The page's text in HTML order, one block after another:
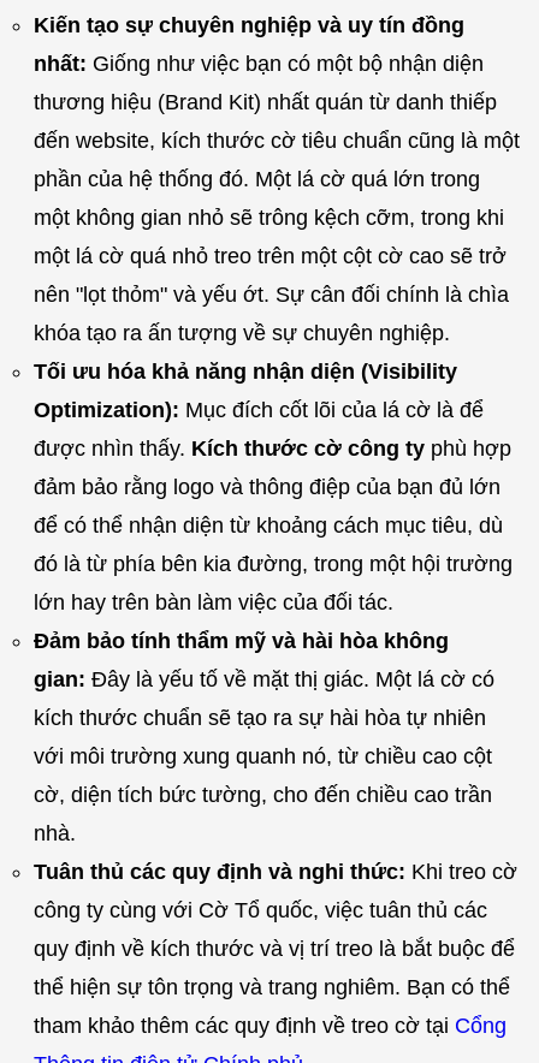
Kiến tạo sự chuyên nghiệp và uy tín đồng
nhất: Giống như việc bạn có một bộ nhận diện
thương hiệu (Brand Kit) nhất quán từ danh thiếp
đến website, kích thước cờ tiêu chuẩn cũng là một
phần của hệ thống đó. Một lá cờ quá lớn trong
một không gian nhỏ sẽ trông kệch cỡm, trong khi
một lá cờ quá nhỏ treo trên một cột cờ cao sẽ trở
nên "lọt thỏm" và yếu ớt. Sự cân đối chính là chìa
khóa tạo ra ấn tượng về sự chuyên nghiệp.
Tối ưu hóa khả năng nhận diện (Visibility
Optimization): Mục đích cốt lõi của lá cờ là để
được nhìn thấy. Kích thước cờ công typhù hợp
đảm bảo rằng logo và thông điệp của bạn đủ lớn
để có thể nhận diện từ khoảng cách mục tiêu, dù
đó là từ phía bên kia đường, trong một hội trường
lớn hay trên bàn làm việc của đối tác.
Đảm bảo tính thẩm mỹ và hài hòa không
gian: Đây là yếu tố về mặt thị giác. Một lá cờ có
kích thước chuẩn sẽ tạo ra sự hài hòa tự nhiên
với môi trường xung quanh nó, từ chiều cao cột
cờ, diện tích bức tường, cho đến chiều cao trần
nhà.
Tuân thủ các quy định và nghi thức: Khi treo cờ
công ty cùng với Cờ Tổ quốc, việc tuân thủ các
quy định về kích thước và vị trí treo là bắt buộc để
thể hiện sự tôn trọng và trang nghiêm. Bạn có thể
tham khảo thêm các quy định về treo cờ tại Cổng